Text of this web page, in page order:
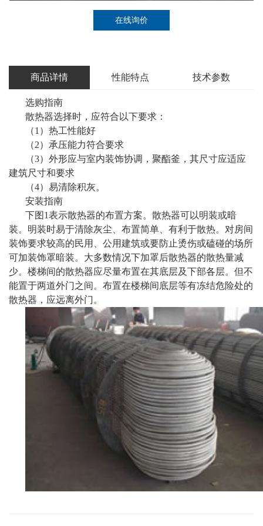
在线询价
商品详情 性能特点 技术参数
选购指南
散热器选择时，应符合以下要求：
（1）热工性能好
（2）承压能力符合要求
（3）外形应与室内装饰协调，聚酯釜，其尺寸应适应
建筑尺寸和要求
（4）易清除积灰。
安装指南
下图1表示散热器的布置方案。散热器可以明装或暗
装。明装时易于清除灰尘、布置简单、有利于散热。对房间
装饰要求较高的民用、公用建筑或要防止烫伤或磕碰的场所
可加装饰罩暗装。大多数情况下加罩后散热器的散热量减
少。楼梯间的散热器应尽量布置在其底层及下部各层。但不
能置于两道外门之间。布置在楼梯间底层等有冻结危险处的
散热器，应远离外门。